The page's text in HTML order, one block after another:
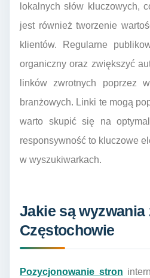
lokalnych słów kluczowych,
jest również tworzenie
klientów. Regularne
organiczny oraz zwiększyć
linków zwrotnych poprzez
branżowych. Linki te mogą
warto skupić się na
responsywność to kluczowe
w wyszukiwarkach.
Jakie są
Częstochowie
Pozycjonowanie stron